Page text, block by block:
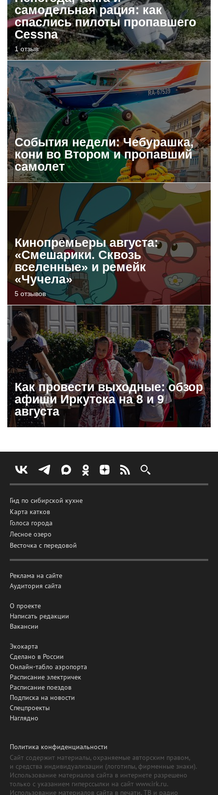
самодельная рация: как
спаслись пилоты пропавшего
Cessna
1 отзыв
События недели: Чебурашка,
кони во Втором и пропавший
самолет
Кинопремьеры августа:
«Смешарики. Сквозь
вселенные» и ремейк
«Чучела»
5 отзывов
Как провести выходные: обзор
афиши Иркутска на 8 и 9
августа
Гид по сибирской кухне
Карта катков
Голоса города
Лесное озеро
Весточка с передовой
Реклама на сайте
Аудитория сайта
О проекте
Написать редакции
Вакансии
Экокарта
Сделано в России
Онлайн-табло аэропорта
Расписание электричек
Расписание поездов
Подписка на новости
Спецпроекты
Наглядно
Политика конфиденциальности
Сайт содержит материалы, охраняемые авторским правом,
и средства индивидуализации (логотипы, фирменные знаки).
Использование материалов сайта в интернете разрешено
только с указанием гиперссылки на сайт www.irk.ru.
Использование материалов сайта в печати, ТВ и радио